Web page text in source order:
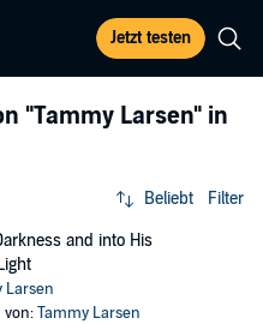
Jetzt testen
"Tammy Larsen" in
Beliebt Filter
and into His
Larsen
von:Tammy Larsen